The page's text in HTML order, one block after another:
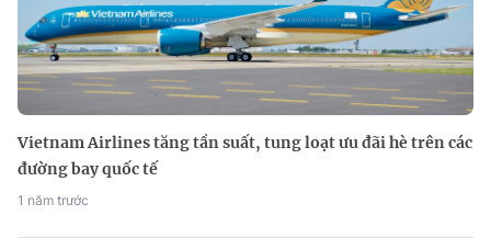
Vietnam Airlines tăng tần suất, tung loạt ưu đãi hè trên các
đường bay quốc tế
1 năm trước